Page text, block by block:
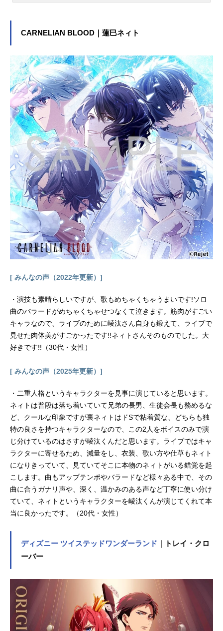
闘の最中出逢う。突如所属不明機に
ていく兵士たち。己の誇りをかけて
戦え。死と隣り合わせの戦場で生き
残る為。仲間を救う為。命を信じ
て、“勇気”を燃やせ。作品名勇気爆発
バーンブレイバーン放送形態TVアニ
メスケジュール2024年1月11日
（木）〜2024年3月28日（木）TBS
ほか話数全12話キャストイサミ・ア
オ：鈴木崚汰ルイス・スミス：阿座
上洋平ブレイバーン：鈴村健一ル
ル：会沢紗弥スペルビア：杉田智和
ヒビキ・リオウ：宮本侑芽ミユ・カ
トウ：加隈亜衣ホノカ・スズナギ：
前田佳織里カレン・オルドレン：藤
井ゆきよニーナ・コワルスキー：森
なな子ハル・キング：三宅健太トー
マス・J・プラムマン：志村知幸リュ
ウジ・サタケ：細谷佳正ヒロ・アウ
リィ：野津山幸宏リョウマ・アラカ
織シェリー・ローレン：吉田早希ハ
オ・カワダ：白熊寛嗣ボブ・クレイ
ブ：チョークピリダス：稲田徹クー
CARNELIAN BLOOD｜蓮巳ネィト
[ みんなの声（2022年更新）]
・演技も素晴らしいですが、歌もめちゃくちゃうまいです!ソロ
曲のバラードがめちゃくちゃせつなくて泣きます。筋肉がすごい
キャラなので、ライブのために崚汰さん自身も鍛えて、ライブで
見せた肉体美がすごかったです!!ネィトさんそのものでした。大
好きです!!（30代・女性）
[ みんなの声（2025年更新）]
・二重人格というキャラクターを見事に演じていると思います。
ネィトは普段は落ち着いていて兄弟の長男、生徒会長も務めるな
ど、クールな印象ですが裏ネィトはドSで粘着質な、どちらも独
特の良さを持つキャラクターなので、この2人をボイスのみで演
じ分けているのはさすが崚汰くんだと思います。ライブではキャ
ラクターに寄せるため、減量をし、衣装、歌い方や仕草もネィト
になりきっていて、見ていてそこに本物のネィトがいる錯覚を起
こします。曲もアップテンポやバラードなど様々ある中で、その
曲に合うガナリ声や、深く、温かみのある声など丁寧に使い分け
ていて、ネィトというキャラクターを崚汰くんが演じてくれて本
当に良かったです。（20代・女性）
ディズニー ツイステッドワンダーランド ｜トレイ・クロ
ーバー